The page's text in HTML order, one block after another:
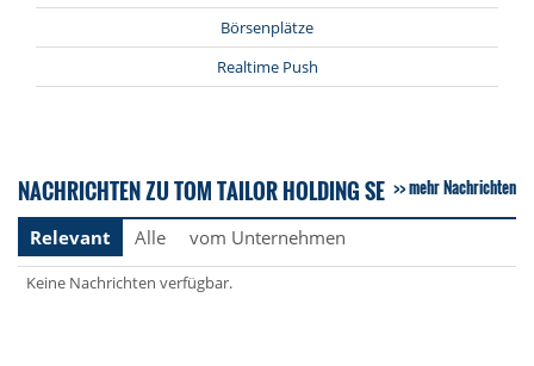
Börsenplätze
Realtime Push
NACHRICHTEN ZU TOM TAILOR HOLDING SE mehr Nachrichten
Relevant Alle vom Unternehmen
Keine Nachrichten verfügbar.